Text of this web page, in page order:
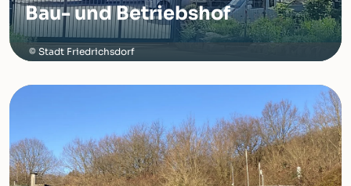
Bau- und Betriebshof
Stadt Friedrichsdorf